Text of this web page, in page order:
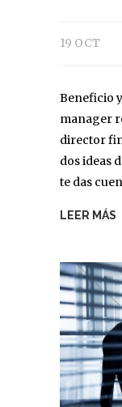
19 OCT
Beneficio
manager
director
dos ideas
te das
LEER MÁS